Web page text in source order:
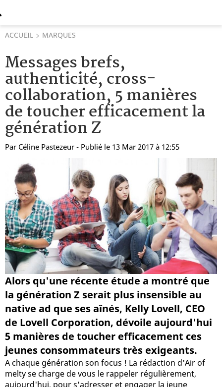
ACCUEIL MARQUES
Messages brefs,
authenticité, cross-
collaboration, 5 manières
de toucher efficacement la
génération Z
Par Céline Pastezeur - Publié le 13 Mar 2017 à 12:55
Alors qu'une récente étude a montré que
la génération Z serait plus insensible au
native ad que ses aînés, Kelly Lovell, CEO
de Lovell Corporation, dévoile aujourd'hui
5 manières de toucher efficacement ces
jeunes consommateurs très exigeants.
A chaque génération son focus ! La rédaction d'Air of
melty se charge de vous le rappeler régulièrement,
aujourd'hui, pour s'adresser et engager la jeune